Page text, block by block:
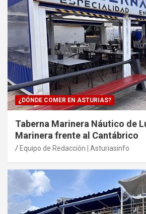
¿DÓNDE COMER EN ASTURIAS?
Taberna Marinera Náutico de
Marinera frente al Cantábrico
Equipo de Redacción | Asturiasinfo